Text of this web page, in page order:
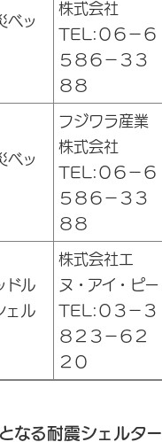
ベッ
株式会社
TEL:０６－６
５８６－３３
８８
ベッ
フジワラ産業
株式会社
TEL:０６－６
５８６－３３
８８
ドル
ェル
株式会社エ
ヌ・アイ・ピー
TEL:０３－３
８２３－６２
２０
なる耐震シェルター